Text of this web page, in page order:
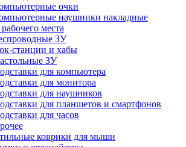
очки
наушники накладные
места
ЗУ
станции и хабы
ЗУ
для компьютера
для монитора
для наушников
для планшетов и смартфонов
для часов
коврики для мыши